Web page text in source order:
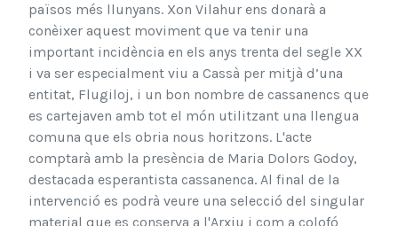
països més llunyans. Xon Vilahur ens donarà a
conèixer aquest moviment que va tenir una
important incidència en els anys trenta del segle XX
i va ser especialment viu a Cassà per mitjà d’una
entitat, Flugiloj, i un bon nombre de cassanencs que
es cartejaven amb tot el món utilitzant una llengua
comuna que els obria nous horitzons. L'acte
comptarà amb la presència de Maria Dolors Godoy,
destacada esperantista cassanenca. Al final de la
intervenció es podrà veure una selecció del singular
material que es conserva a l'Arxiu i com a colofó